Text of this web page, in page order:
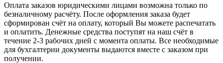
Оплата заказов юридическими лицами возможна только по
безналичному расчёту. После оформления заказа будет
сформирован счёт на оплату, который Вы можете распечатать
и оплатить. Денежные средства поступят на наш счёт в
течение 2-3 рабочих дней с момента оплаты. Все необходимые
для бухгалтерии документы выдаются вместе с заказом при
получении.